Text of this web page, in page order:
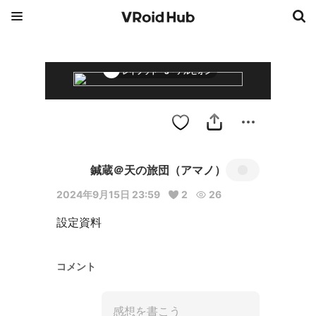
レイフット・S・アルビオン
鍼蔵＠天の旅団（アマノ）
2024年9月15日 23:59 2 26
設定資料
コメント